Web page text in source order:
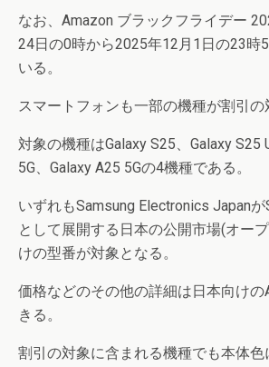
なお、Amazon ブラックフライデー
24日の0時から2025年12月1日の23時
いる。
スマートフォンも一部の機種が割引の
対象の機種はGalaxy S25、Galaxy S25
5G、Galaxy A25 5Gの4機種である。
いずれもSamsung Electronics Japan
として展開する日本の公開市場(オー
けの型番が対象となる。
価格などのその他の詳細は日本向けの
きる。
割引の対象に含まれる機種でも本体色